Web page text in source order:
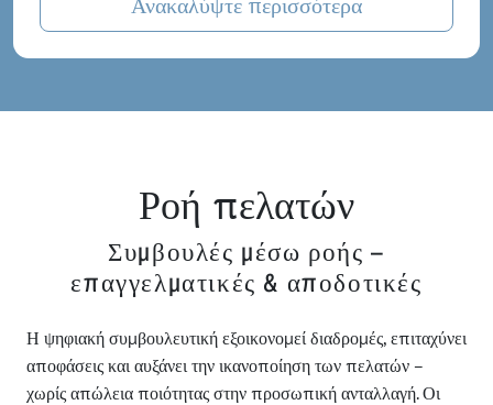
Ροή πελατών
Συμβουλές μέσω ροής –
επαγγελματικές & αποδοτικές
Η ψηφιακή συμβουλευτική εξοικονομεί διαδρομές, επιταχύνει
αποφάσεις και αυξάνει την ικανοποίηση των πελατών –
χωρίς απώλεια ποιότητας στην προσωπική ανταλλαγή. Οι